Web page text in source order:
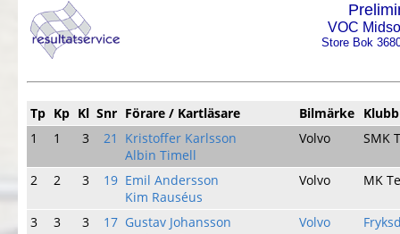
VOC
Store Bok
Tp Kp Kl Snr Förare / Kartläsare Bilmärke
1
1 3 21
Kristoffer Karlsson
Albin Timell
Volvo SMK
2 2 3 19 Emil Andersson
Kim Rauséus
Volvo MK
3 3 3 17 Gustav Johansson
Volvo